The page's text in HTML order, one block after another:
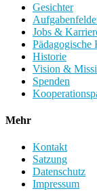
Gesichter
Jobs &
Pädagogische
Historie
Vision &
Spenden
Mehr
Kontakt
Satzung
Datenschutz
Impressum